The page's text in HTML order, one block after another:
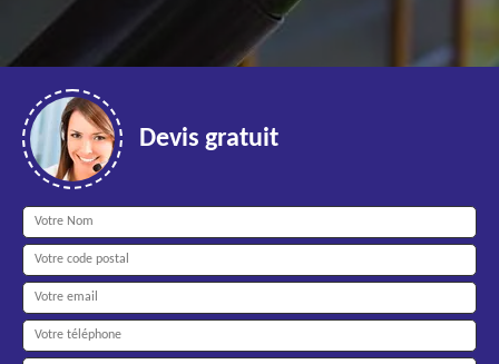
Devis gratuit